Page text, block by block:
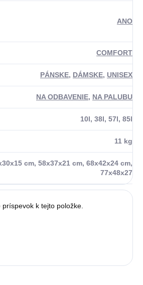
ANO
COMFORT
PÁNSKE, DÁMSKE, UNISEX
NA ODBAVENIE, NA PALUBU
10l, 38l, 57l, 85l
11 kg
cm, 58x37x21 cm, 68x42x24 cm,
77x48x27
k tejto položke.